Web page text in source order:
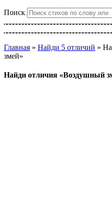
Поиск
Главная » Найди 5 отличий »
змей»
Найди отличия «Воздушный